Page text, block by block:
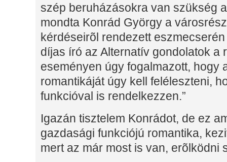
szép beruházásokra van szükség
mondta Konrád György a
kérdéseirõl rendezett
díjas író az Alternatív gondolatok a
eseményen úgy fogalmazott, hogy
romantikáját úgy kell feléleszteni,
funkcióval is rendelkezzen.”
Igazán tisztelem Konrádot, de ez
gazdasági funkciójú romantika,
mert az már most is van, erõlködni